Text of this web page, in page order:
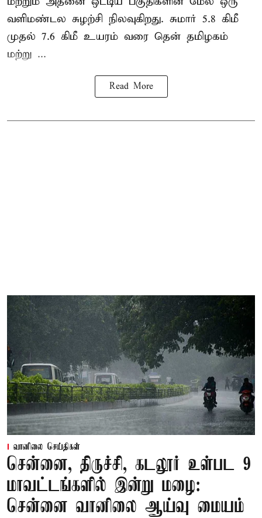
வளிமண்டல சுழற்சி நிலவுகிறது. சுமார் 5.8 கிமீ
முதல் 7.6 கிமீ உயரம் வரை தென் தமிழகம்
மற்று ...
Read More
வானிலை செய்திகள்
சென்னை, திருச்சி, கடலூர் உள்பட 9
மாவட்டங்களில் இன்று மழை:
சென்னை வானிலை ஆய்வு மையம்